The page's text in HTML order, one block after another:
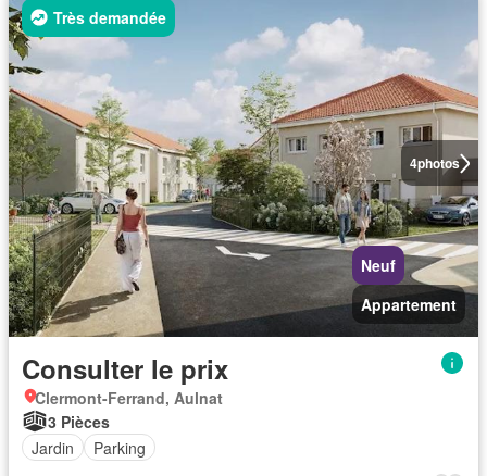
4photos
Très demandée
Neuf
Appartement
Consulter le prix
Clermont-Ferrand, Aulnat
3 Pièces
Jardin
Parking